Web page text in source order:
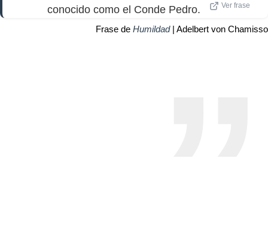
conocido como el Conde Pedro.
Ver frase
Frase de Humildad| Adelbert von Chamisso